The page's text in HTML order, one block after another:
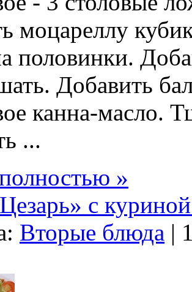
моцареллу
половинки.
Добавить
канна-масло.
...
»
с
Вторые блюда |